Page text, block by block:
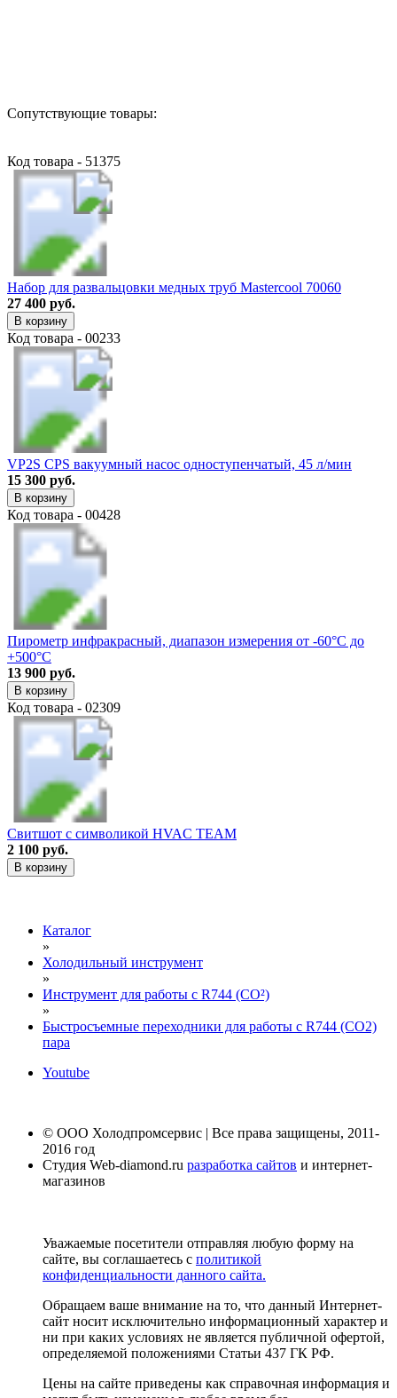
Сопутствующие товары:
Код товара - 51375
Набор для развальцовки медных труб Mastercool 70060
27 400 руб.
В корзину
Код товара - 00233
VP2S CPS вакуумный насос одноступенчатый, 45 л/мин
15 300 руб.
В корзину
Код товара - 00428
Пирометр инфракрасный, диапазон измерения от -60°C до
+500°C
13 900 руб.
В корзину
Код товара - 02309
Свитшот с символикой HVAC TEAM
2 100 руб.
В корзину
Каталог
»
Холодильный инструмент
»
Инструмент для работы с R744 (CO²)
»
Быстросъемные переходники для работы с R744 (CO2)
пара
Youtube
© ООО Холодпромсервис | Все права защищены, 2011-
2016 год
Студия Web-diamond.ru разработка сайтов и интернет-
магазинов
Уважаемые посетители отправляя любую форму на
сайте, вы соглашаетесь с политикой
конфиденциальности данного сайта.
Обращаем ваше внимание на то, что данный Интернет-
сайт носит исключительно информационный характер и
ни при каких условиях не является публичной офертой,
определяемой положениями Статьи 437 ГК РФ.
Цены на сайте приведены как справочная информация и